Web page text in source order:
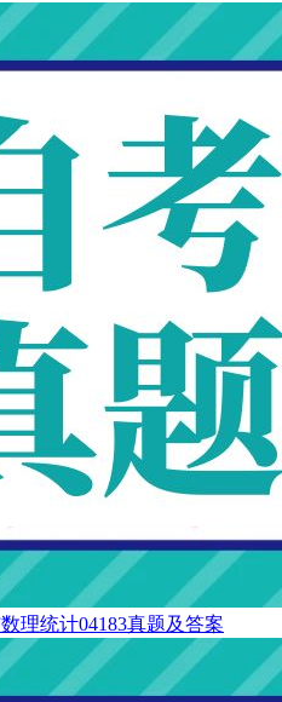
理统计04183真题及答案